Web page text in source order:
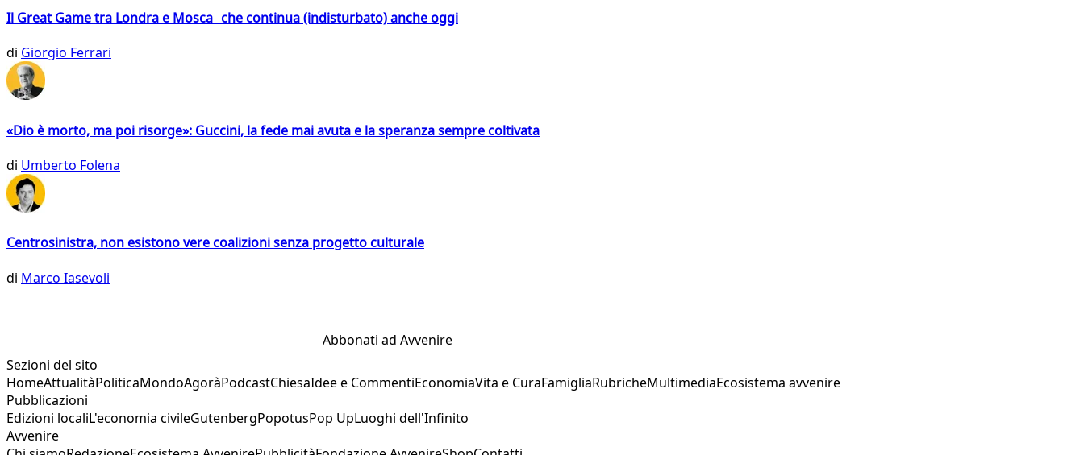
Il Great Game tra Londra e Mosca che continua (indisturbato) anche oggi
di Giorgio Ferrari
«Dio è morto, ma poi risorge»: Guccini, la fede mai avuta e la speranza sempre coltivata
di Umberto Folena
Centrosinistra, non esistono vere coalizioni senza progetto culturale
di Marco Iasevoli
Abbonati ad Avvenire
Sezioni del sito
HomeAttualitàPoliticaMondoAgoràPodcastChiesaIdee e CommentiEconomiaVita e CuraFamigliaRubricheMultimediaEcosistema avvenire
Pubblicazioni
Edizioni localiL'economia civileGutenbergPopotusPop UpLuoghi dell'Infinito
Avvenire